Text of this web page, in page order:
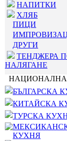
НАПИТКИ
ХЛЯБ
ПИЦИ
ДРУГИ
ТЕНДЖЕРА
НАЛЯГАНЕ
НАЦИОНАЛНА
БЪЛГАРСКА
КИТАЙСКА
ТУРСКА
КУХНЯ